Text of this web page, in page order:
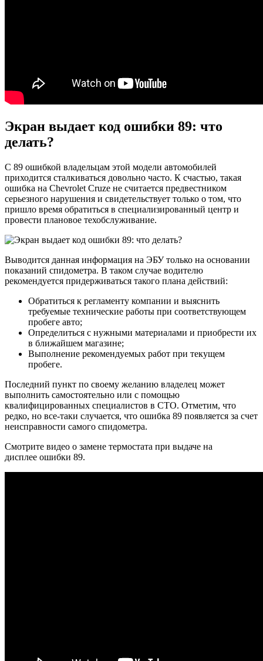
Экран выдает код ошибки 89: что
делать?
С 89 ошибкой владельцам этой модели автомобилей
приходится сталкиваться довольно часто. К счастью, такая
ошибка на Chevrolet Cruze не считается предвестником
серьезного нарушения и свидетельствует только о том, что
пришло время обратиться в специализированный центр и
провести плановое техобслуживание.
Выводится данная информация на ЭБУ только на основании
показаний спидометра. В таком случае водителю
рекомендуется придерживаться такого плана действий:
Обратиться к регламенту компании и выяснить
требуемые технические работы при соответствующем
пробеге авто;
Определиться с нужными материалами и приобрести их
в ближайшем магазине;
Выполнение рекомендуемых работ при текущем
пробеге.
Последний пункт по своему желанию владелец может
выполнить самостоятельно или с помощью
квалифицированных специалистов в СТО. Отметим, что
редко, но все-таки случается, что ошибка 89 появляется за счет
неисправности самого спидометра.
Смотрите видео о замене термостата при выдаче на
дисплее ошибки 89.